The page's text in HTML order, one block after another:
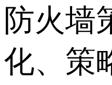
防火墙
化、策